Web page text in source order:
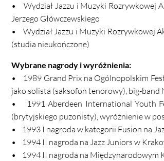
• Wydział Jazzu i Muzyki Rozrywkowej
Jerzego Główczewskiego
• Wydział Jazzu i Muzyki Rozrywkowej
(studia nieukończone)
Wybrane nagrody i wyróżnienia:
• 1989 Grand Prix na Ogólnopolskim
jako solista (saksofon tenorowy), big-band
• 1991 Aberdeen International Youth
(brytyjskiego puzonisty), wyróżnienie w
• 1993 I nagroda w kategorii Fusion na
• 1994 II nagroda na Jazz Juniors w
• 1994 II nagroda na Międzynarodowym